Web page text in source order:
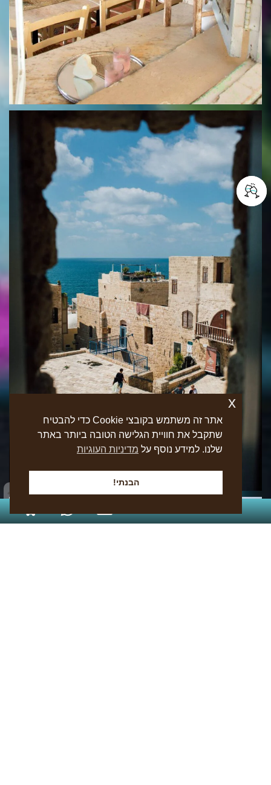
אתר זה משתמש בקובצי Cookie כדי להבטיח
שתקבל את חוויית הגלישה הטובה ביותר באתר
שלנו. למידע נוסף על מדיניות העוגיות
הבנתי!
x